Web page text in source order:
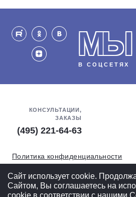
МЫ
В СОЦСЕТЯХ
КОНСУЛЬТАЦИИ,
ЗАКАЗЫ
(495) 221-64-63
Политика конфиденциальности
Обработка персональных данных
Сайт использует cookie.
Сайтом, Вы соглашаетесь на
cookie в соответствии с нашими